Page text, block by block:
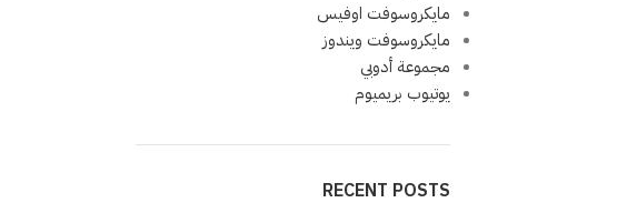
مايكروسوفت اوفيس
مايكروسوفت ويندوز
مجموعة أدوبي
يوتيوب بريميوم
RECENT POSTS